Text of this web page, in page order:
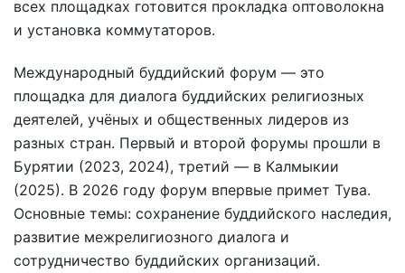
всех площадках готовится прокладка оптоволокна
и установка коммутаторов.
Международный буддийский форум — это
площадка для диалога буддийских религиозных
деятелей, учёных и общественных лидеров из
разных стран. Первый и второй форумы прошли в
Бурятии (2023, 2024), третий — в Калмыкии
(2025). В 2026 году форум впервые примет Тува.
Основные темы: сохранение буддийского наследия,
развитие межрелигиозного диалога и
сотрудничество буддийских организаций.